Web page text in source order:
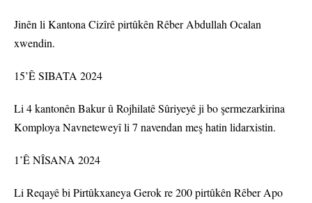
Jinên li Kantona Cizîrê pirtûkên Rêber Abdullah Ocalan
xwendin.
15’Ê SIBATA 2024
Li 4 kantonên Bakur û Rojhilatê Sûriyeyê ji bo şermezarkirina
Komploya Navneteweyî li 7 navendan meş hatin lidarxistin.
1’Ê NÎSANA 2024
Li Reqayê bi Pirtûkxaneya Gerok re 200 pirtûkên Rêber Apo